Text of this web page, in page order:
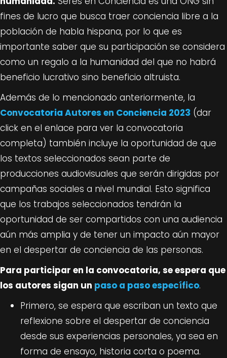
fines de lucro que busca traer conciencia libre a la
población de habla hispana, por lo que es
importante saber que su participación se considera
como un regalo a la humanidad del que no habrá
beneficio lucrativo sino beneficio altruista.
Además de lo mencionado anteriormente, la
Convocatoria Autores en Conciencia 2023 (dar
click en el enlace para ver la convocatoria
completa) también incluye la oportunidad de que
los textos seleccionados sean parte de
producciones audiovisuales que serán dirigidas por
campañas sociales a nivel mundial. Esto significa
que los trabajos seleccionados tendrán la
oportunidad de ser compartidos con una audiencia
aún más amplia y de tener un impacto aún mayor
en el despertar de conciencia de las personas.
Para participar en la convocatoria, se espera que
los autores sigan un paso a paso específico.
Primero, se espera que escriban un texto que
reflexione sobre el despertar de conciencia
desde sus experiencias personales, ya sea en
forma de ensayo, historia corta o poema.